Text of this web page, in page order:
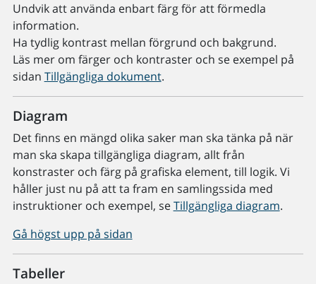
Undvik att använda enbart färg för att förmedla
information.
Ha tydlig kontrast mellan förgrund och bakgrund.
Läs mer om färger och kontraster och se exempel på
sidan Tillgängliga dokument.
Diagram
Det finns en mängd olika saker man ska tänka på när
man ska skapa tillgängliga diagram, allt från
konstraster och färg på grafiska element, till logik. Vi
håller just nu på att ta fram en samlingssida med
instruktioner och exempel, seTillgängliga diagram.
Gå högst upp på sidan
Tabeller